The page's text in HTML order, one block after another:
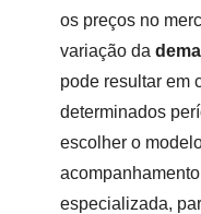
os preços no
variação da
pode resultar em
determinados
escolher o
especializada,